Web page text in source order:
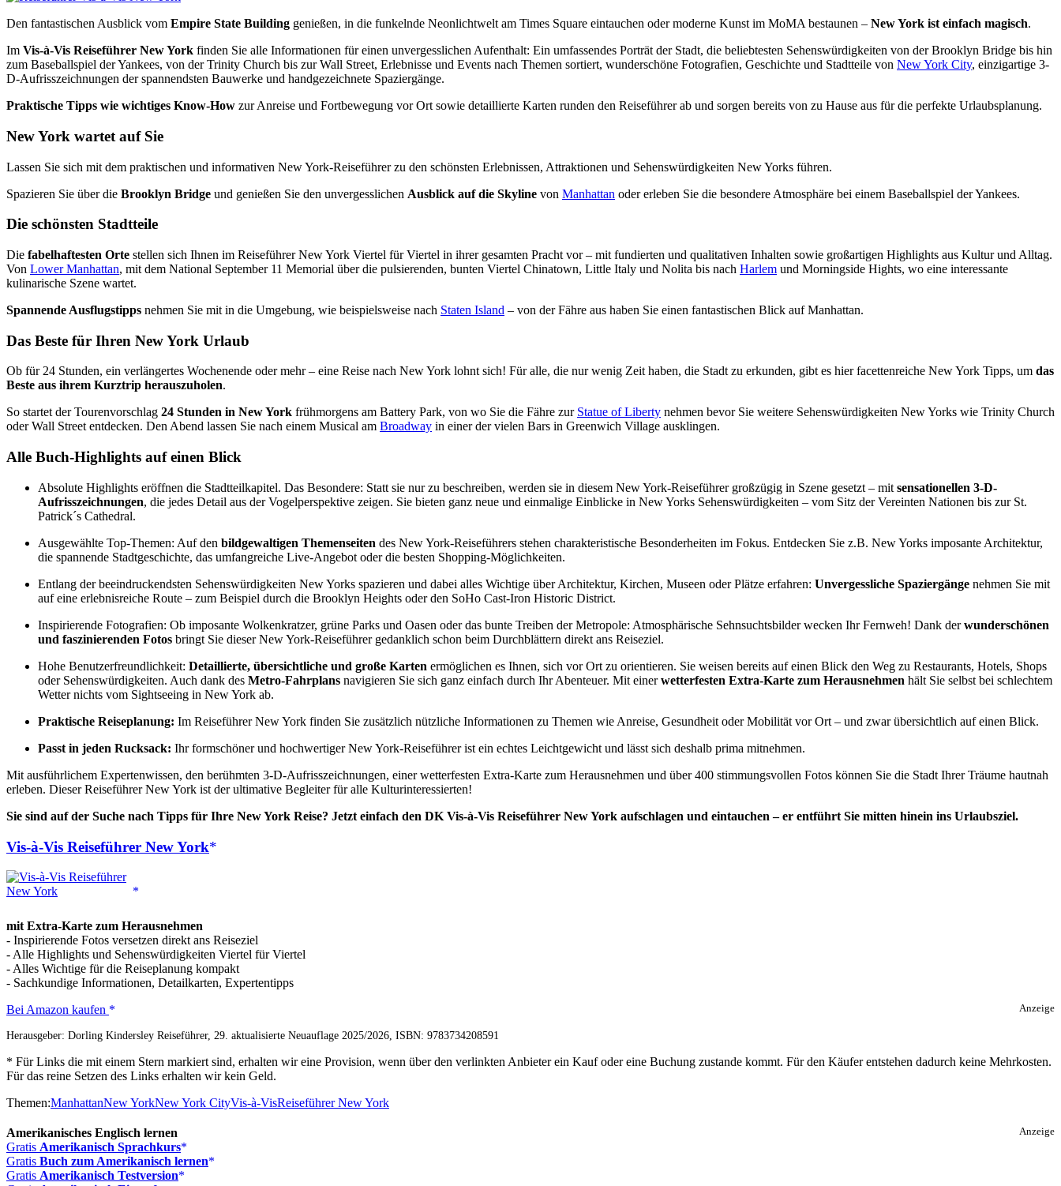
Den fantastischen Ausblick vom Empire State Building genießen, in die funkelnde Neonlichtwelt am Times Square eintauchen oder moderne Kunst im MoMA bestaunen – New York ist einfach magisch.
Im Vis-à-Vis Reiseführer New York finden Sie alle Informationen für einen unvergesslichen Aufenthalt: Ein umfassendes Porträt der Stadt, die beliebtesten Sehenswürdigkeiten von der Brooklyn Bridge bis hin
zum Baseballspiel der Yankees, von der Trinity Church bis zur Wall Street, Erlebnisse und Events nach Themen sortiert, wunderschöne Fotografien, Geschichte und Stadtteile von New York City, einzigartige 3-
D-Aufrisszeichnungen der spannendsten Bauwerke und handgezeichnete Spaziergänge.
Praktische Tipps wie wichtiges Know-How zur Anreise und Fortbewegung vor Ort sowie detaillierte Karten runden den Reiseführer ab und sorgen bereits von zu Hause aus für die perfekte Urlaubsplanung.
New York wartet auf Sie
Lassen Sie sich mit dem praktischen und informativen New York-Reiseführer zu den schönsten Erlebnissen, Attraktionen und Sehenswürdigkeiten New Yorks führen.
Spazieren Sie über die Brooklyn Bridge und genießen Sie den unvergesslichen Ausblick auf die Skyline von Manhattan oder erleben Sie die besondere Atmosphäre bei einem Baseballspiel der Yankees.
Die schönsten Stadtteile
Die fabelhaftesten Orte stellen sich Ihnen im Reiseführer New York Viertel für Viertel in ihrer gesamten Pracht vor – mit fundierten und qualitativen Inhalten sowie großartigen Highlights aus Kultur und Alltag.
Von Lower Manhattan, mit dem National September 11 Memorial über die pulsierenden, bunten Viertel Chinatown, Little Italy und Nolita bis nach Harlem und Morningside Hights, wo eine interessante
kulinarische Szene wartet.
Spannende Ausflugstipps nehmen Sie mit in die Umgebung, wie beispielsweise nach Staten Island – von der Fähre aus haben Sie einen fantastischen Blick auf Manhattan.
Das Beste für Ihren New York Urlaub
Ob für 24 Stunden, ein verlängertes Wochenende oder mehr – eine Reise nach New York lohnt sich! Für alle, die nur wenig Zeit haben, die Stadt zu erkunden, gibt es hier facettenreiche New York Tipps, um das
Beste aus ihrem Kurztrip herauszuholen.
So startet der Tourenvorschlag 24 Stunden in New York frühmorgens am Battery Park, von wo Sie die Fähre zur Statue of Liberty nehmen bevor Sie weitere Sehenswürdigkeiten New Yorks wie Trinity Church
oder Wall Street entdecken. Den Abend lassen Sie nach einem Musical am Broadway in einer der vielen Bars in Greenwich Village ausklingen.
Alle Buch-Highlights auf einen Blick
Absolute Highlights eröffnen die Stadtteilkapitel. Das Besondere: Statt sie nur zu beschreiben, werden sie in diesem New York-Reiseführer großzügig in Szene gesetzt – mit sensationellen 3-D-
Aufrisszeichnungen, die jedes Detail aus der Vogelperspektive zeigen. Sie bieten ganz neue und einmalige Einblicke in New Yorks Sehenswürdigkeiten – vom Sitz der Vereinten Nationen bis zur St.
Patrick´s Cathedral.
Ausgewählte Top-Themen: Auf den bildgewaltigen Themenseiten des New York-Reiseführers stehen charakteristische Besonderheiten im Fokus. Entdecken Sie z.B. New Yorks imposante Architektur,
die spannende Stadtgeschichte, das umfangreiche Live-Angebot oder die besten Shopping-Möglichkeiten.
Entlang der beeindruckendsten Sehenswürdigkeiten New Yorks spazieren und dabei alles Wichtige über Architektur, Kirchen, Museen oder Plätze erfahren: Unvergessliche Spaziergänge nehmen Sie mit
auf eine erlebnisreiche Route – zum Beispiel durch die Brooklyn Heights oder den SoHo Cast-Iron Historic District.
Inspirierende Fotografien: Ob imposante Wolkenkratzer, grüne Parks und Oasen oder das bunte Treiben der Metropole: Atmosphärische Sehnsuchtsbilder wecken Ihr Fernweh! Dank derwunderschönen
und faszinierenden Fotos bringt Sie dieser New York-Reiseführer gedanklich schon beim Durchblättern direkt ans Reiseziel.
Hohe Benutzerfreundlichkeit: Detaillierte, übersichtliche und große Karten ermöglichen es Ihnen, sich vor Ort zu orientieren. Sie weisen bereits auf einen Blick den Weg zu Restaurants, Hotels, Shops
oder Sehenswürdigkeiten. Auch dank des Metro-Fahrplans navigieren Sie sich ganz einfach durch Ihr Abenteuer. Mit einerwetterfesten Extra-Karte zum Herausnehmen hält Sie selbst bei schlechtem
Wetter nichts vom Sightseeing in New York ab.
Praktische Reiseplanung: Im Reiseführer New York finden Sie zusätzlich nützliche Informationen zu Themen wie Anreise, Gesundheit oder Mobilität vor Ort – und zwar übersichtlich auf einen Blick.
Passt in jeden Rucksack: Ihr formschöner und hochwertiger New York-Reiseführer ist ein echtes Leichtgewicht und lässt sich deshalb prima mitnehmen.
Mit ausführlichem Expertenwissen, den berühmten 3-D-Aufrisszeichnungen, einer wetterfesten Extra-Karte zum Herausnehmen und über 400 stimmungsvollen Fotos können Sie die Stadt Ihrer Träume hautnah
erleben. Dieser Reiseführer New York ist der ultimative Begleiter für alle Kulturinteressierten!
Sie sind auf der Suche nach Tipps für Ihre New York Reise? Jetzt einfach den DK Vis-à-Vis Reiseführer New York aufschlagen und eintauchen – er entführt Sie mitten hinein ins Urlaubsziel.
Vis-à-Vis Reiseführer New York
mit Extra-Karte zum Herausnehmen
- Inspirierende Fotos versetzen direkt ans Reiseziel
- Alle Highlights und Sehenswürdigkeiten Viertel für Viertel
- Alles Wichtige für die Reiseplanung kompakt
- Sachkundige Informationen, Detailkarten, Expertentipps
Anzeige
Vis-
Vis
New
York
Bei Amazon kaufen
Herausgeber: Dorling Kindersley Reiseführer, 29. aktualisierte Neuauflage 2025/2026, ISBN: 9783734208591
* Für Links die mit einem Stern markiert sind, erhalten wir eine Provision, wenn über den verlinkten Anbieter ein Kauf oder eine Buchung zustande kommt. Für den Käufer entstehen dadurch keine Mehrkosten.
Für das reine Setzen des Links erhalten wir kein Geld.
Themen:ManhattanNew YorkNew York CityVis-à-VisReiseführer New York
Anzeige
Amerikanisches Englisch lernen
Gratis Amerikanisch Sprachkurs
Gratis Buch zum Amerikanisch lernen
Gratis Amerikanisch Testversion